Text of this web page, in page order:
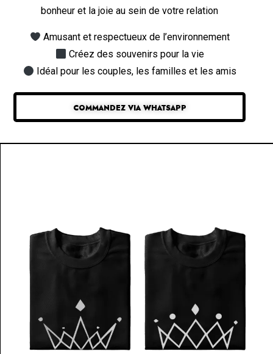
bonheur et la joie au sein de votre relation
Amusant et respectueux de l’environnement
Créez des souvenirs pour la vie
Idéal pour les couples, les familles et les amis
COMMANDEZ VIA WHATSAPP